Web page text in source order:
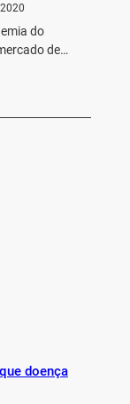
do
de…
doença